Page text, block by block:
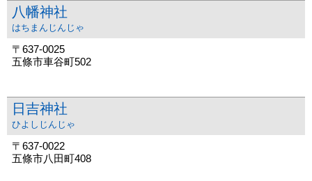
八幡神社
はちまんじんじゃ
〒637-0025
五條市車谷町502
日吉神社
ひよしじんじゃ
〒637-0022
五條市八田町408